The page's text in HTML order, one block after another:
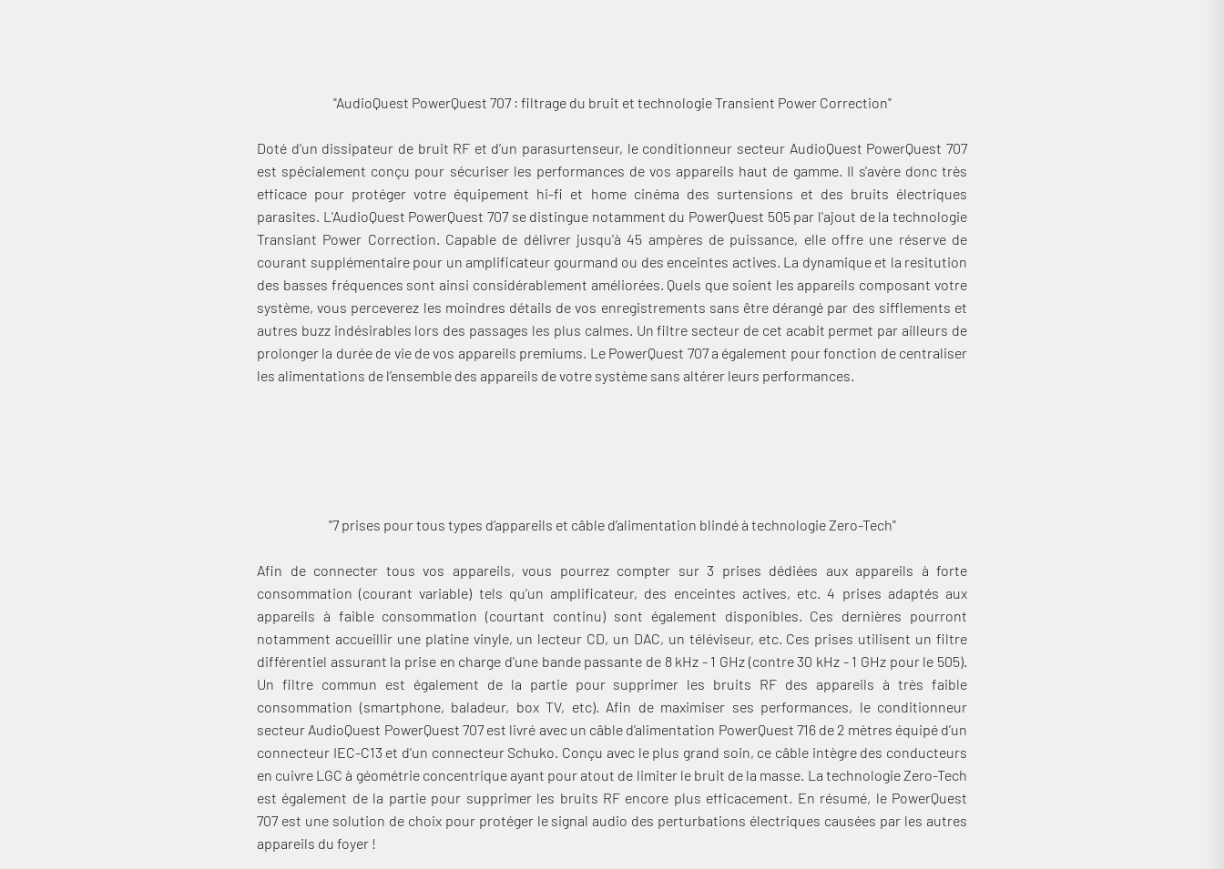
"AudioQuest PowerQuest 707 : filtrage du bruit et technologie Transient Power Correction"
Doté d'un dissipateur de bruit RF et d’un parasurtenseur, le conditionneur secteur AudioQuest PowerQuest 707
est spécialement conçu pour sécuriser les performances de vos appareils haut de gamme. Il s'avère donc très
efficace pour protéger votre équipement hi-fi et home cinéma des surtensions et des bruits électriques
parasites. L'AudioQuest PowerQuest 707 se distingue notamment du PowerQuest 505 par l'ajout de la technologie
Transiant Power Correction. Capable de délivrer jusqu'à 45 ampères de puissance, elle offre une réserve de
courant supplémentaire pour un amplificateur gourmand ou des enceintes actives. La dynamique et la resitution
des basses fréquences sont ainsi considérablement améliorées. Quels que soient les appareils composant votre
système, vous perceverez les moindres détails de vos enregistrements sans être dérangé par des sifflements et
autres buzz indésirables lors des passages les plus calmes. Un filtre secteur de cet acabit permet par ailleurs de
prolonger la durée de vie de vos appareils premiums. Le PowerQuest 707 a également pour fonction de centraliser
les alimentations de l’ensemble des appareils de votre système sans altérer leurs performances.
"7 prises pour tous types d’appareils et câble d’alimentation blindé à technologie Zero-Tech"
Afin de connecter tous vos appareils, vous pourrez compter sur 3 prises dédiées aux appareils à forte
consommation (courant variable) tels qu’un amplificateur, des enceintes actives, etc. 4 prises adaptés aux
appareils à faible consommation (courtant continu) sont également disponibles. Ces dernières pourront
notamment accueillir une platine vinyle, un lecteur CD, un DAC, un téléviseur, etc. Ces prises utilisent un filtre
différentiel assurant la prise en charge d'une bande passante de 8 kHz - 1 GHz (contre 30 kHz - 1 GHz pour le 505).
Un filtre commun est également de la partie pour supprimer les bruits RF des appareils à très faible
consommation (smartphone, baladeur, box TV, etc). Afin de maximiser ses performances, le conditionneur
secteur AudioQuest PowerQuest 707 est livré avec un câble d’alimentation PowerQuest 716 de 2 mètres équipé d’un
connecteur IEC-C13 et d’un connecteur Schuko. Conçu avec le plus grand soin, ce câble intègre des conducteurs
en cuivre LGC à géométrie concentrique ayant pour atout de limiter le bruit de la masse. La technologie Zero-Tech
est également de la partie pour supprimer les bruits RF encore plus efficacement. En résumé, le PowerQuest
707 est une solution de choix pour protéger le signal audio des perturbations électriques causées par les autres
appareils du foyer !
Connexion requise
Connectez-vous à votre compte pour ajouter des produits à votre
liste de souhaits et afficher vos articles précédemment
enregistrés.
Se connecter